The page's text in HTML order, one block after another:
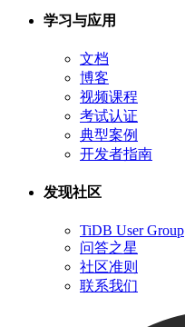
学习与应用
文档
博客
视频课程
考试认证
典型案例
开发者指南
发现社区
TiDB User Group
问答之星
社区准则
联系我们